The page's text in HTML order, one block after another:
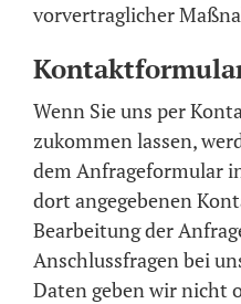
vorvertraglicher
Wenn Sie uns per
zukommen lassen,
dem Anfrageformular
dort angegebenen
Bearbeitung der
Anschlussfragen bei
Daten geben wir nicht